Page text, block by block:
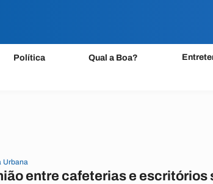
Política Qual a Boa?
Urbana
entre cafeterias e escritórios